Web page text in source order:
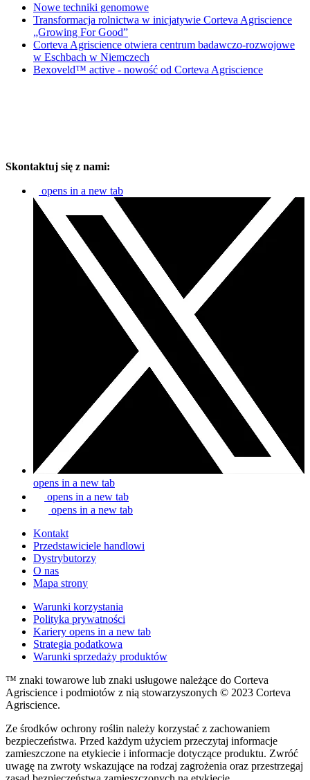
Nowe techniki genomowe
Transformacja rolnictwa w inicjatywie Corteva Agriscience
„Growing For Good”
Corteva Agriscience otwiera centrum badawczo-rozwojowe
w Eschbach w Niemczech
Bexoveld™ active - nowość od Corteva Agriscience
Skontaktuj się z nami:
opens in a new tab
opens in a new tab
opens in a new tab
opens in a new tab
Kontakt
Przedstawiciele handlowi
Dystrybutorzy
O nas
Mapa strony
Warunki korzystania
Polityka prywatności
Kariery opens in a new tab
Strategia podatkowa
Warunki sprzedaży produktów
™ znaki towarowe lub znaki usługowe należące do Corteva
Agriscience i podmiotów z nią stowarzyszonych © 2023 Corteva
Agriscience.
Ze środków ochrony roślin należy korzystać z zachowaniem
bezpieczeństwa. Przed każdym użyciem przeczytaj informacje
zamieszczone na etykiecie i informacje dotyczące produktu. Zwróć
uwagę na zwroty wskazujące na rodzaj zagrożenia oraz przestrzegaj